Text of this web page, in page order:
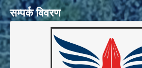
सम्पर्क विवरण